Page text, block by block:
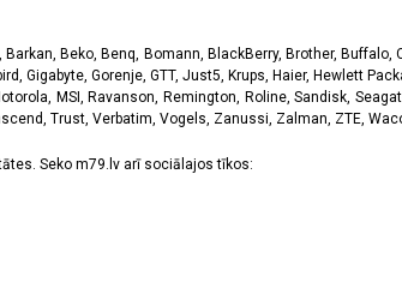
Beko, Benq, Bomann, BlackBerry, Brother,
Gigabyte, Gorenje, GTT, Just5, Krups, Haier, Hewlett
MSI, Ravanson, Remington, Roline, Sandisk,
Trust, Verbatim, Vogels, Zanussi, Zalman, ZTE,
Seko m79.lv arī sociālajos tīkos: